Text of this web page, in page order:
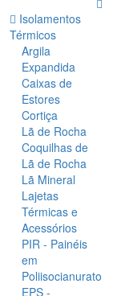
Isolamentos
Térmicos
Argila
Expandida
Caixas de
Estores
Cortiça
Lã de Rocha
Coquilhas de
Lã de Rocha
Lã Mineral
Lajetas
Térmicas e
Acessórios
PIR - Painéis
em
Poliisocianurato
EPS -